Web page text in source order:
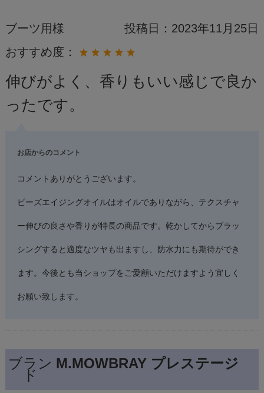
ブーツ用様 投稿日： 2023年11月25日
おすすめ度：
伸びがよく、香りもいい感じで良か
ったです。
お店からのコメント
コメントありがとうございます。
ビーズエイジングオイルはオイルでありながら、テクスチャ
ー伸びの良さや香りが特長の商品です。乾かしてからブラッ
シングすると適度なツヤも出ますし、防水力にも期待ができ
ます。今後とも当ショップをご愛顧いただけますよう宜しく
お願い致します。
ブラン
ド
M.MOWBRAY プレステージ